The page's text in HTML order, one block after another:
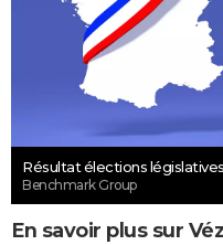
Résultat élections
Benchmark Group
En savoir plus sur